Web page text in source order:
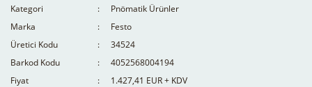
Kategori
Pnömatik Ürünler
Marka
Festo
Üretici Kodu
34524
Barkod Kodu
4052568004194
Fiyat
1.427,41 EUR + KDV